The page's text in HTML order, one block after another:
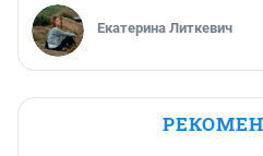
Екатерина Литкевич